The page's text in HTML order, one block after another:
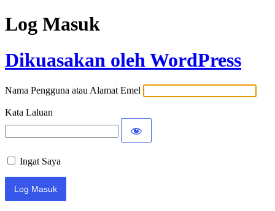
Log Masuk
Dikuasakan oleh WordPress
Nama Pengguna atau Alamat Emel
Kata Laluan
Ingat Saya